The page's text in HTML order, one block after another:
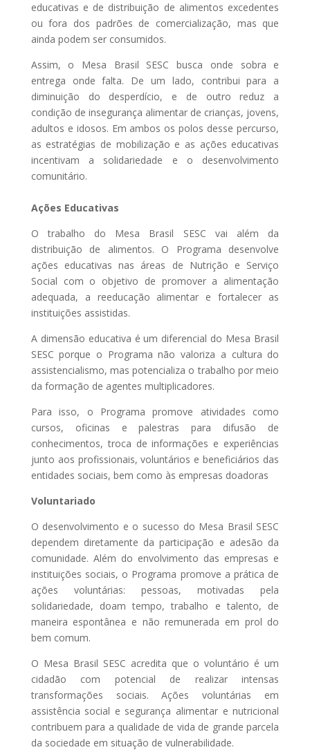
educativas e de distribuição de alimentos excedentes
ou fora dos padrões de comercialização, mas que
ainda podem ser consumidos.
Assim, o Mesa Brasil SESC busca onde sobra e
entrega onde falta. De um lado, contribui para a
diminuição do desperdício, e de outro reduz a
condição de insegurança alimentar de crianças, jovens,
adultos e idosos. Em ambos os polos desse percurso,
as estratégias de mobilização e as ações educativas
incentivam a solidariedade e o desenvolvimento
comunitário.
Ações Educativas
O trabalho do Mesa Brasil SESC vai além da
distribuição de alimentos. O Programa desenvolve
ações educativas nas áreas de Nutrição e Serviço
Social com o objetivo de promover a alimentação
adequada, a reeducação alimentar e fortalecer as
instituições assistidas.
A dimensão educativa é um diferencial do Mesa Brasil
SESC porque o Programa não valoriza a cultura do
assistencialismo, mas potencializa o trabalho por meio
da formação de agentes multiplicadores.
Para isso, o Programa promove atividades como
cursos, oficinas e palestras para difusão de
conhecimentos, troca de informações e experiências
junto aos profissionais, voluntários e beneficiários das
entidades sociais, bem como às empresas doadoras
Voluntariado
O desenvolvimento e o sucesso do Mesa Brasil SESC
dependem diretamente da participação e adesão da
comunidade. Além do envolvimento das empresas e
instituições sociais, o Programa promove a prática de
ações voluntárias: pessoas, motivadas pela
solidariedade, doam tempo, trabalho e talento, de
maneira espontânea e não remunerada em prol do
bem comum.
O Mesa Brasil SESC acredita que o voluntário é um
cidadão com potencial de realizar intensas
transformações sociais. Ações voluntárias em
assistência social e segurança alimentar e nutricional
contribuem para a qualidade de vida de grande parcela
da sociedade em situação de vulnerabilidade.